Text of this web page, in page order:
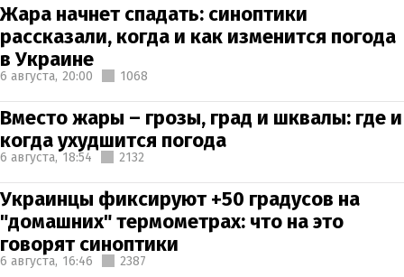
Жара начнет спадать: синоптики
рассказали, когда и как изменится погода
в Украине
6 августа, 20:00 1068
Вместо жары – грозы, град и шквалы: где и
когда ухудшится погода
6 августа, 18:54 2132
Украинцы фиксируют +50 градусов на
"домашних" термометрах: что на это
говорят синоптики
6 августа, 16:46 2387